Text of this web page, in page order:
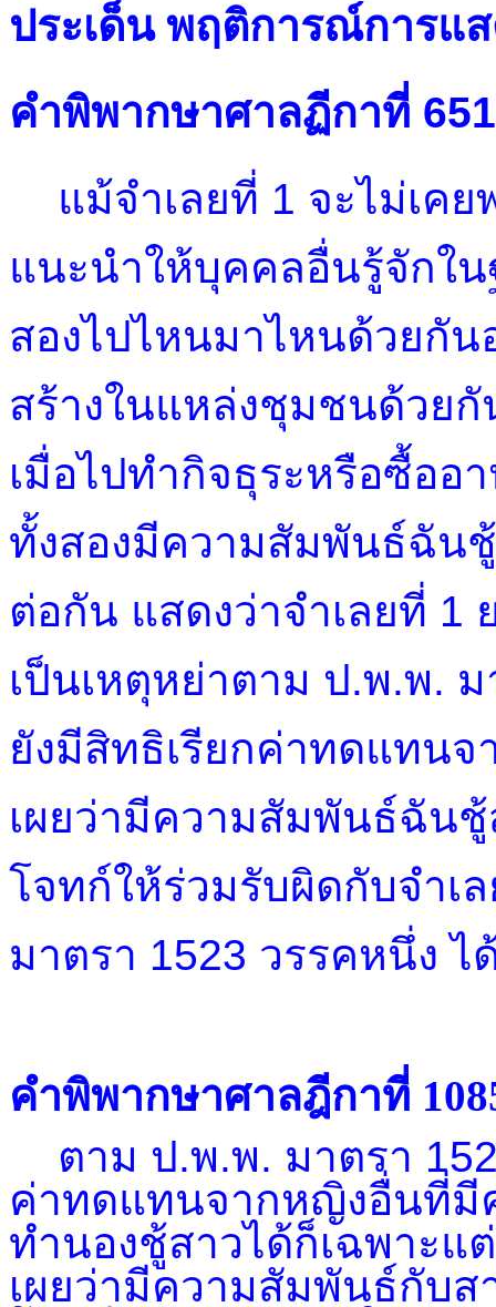
ประเด็น พฤติการณ์การแ
คำพิพากษาศาลฏีกาที่
แม้จำเลยที่ 1 จะไม่เค
แนะนำให้บุคคลอื่นรู้จักใน
สองไปไหนมาไหนด้วยกัน
สร้างในแหล่งชุมชนด้วยกั
เมื่อไปทำกิจธุระหรือซื้ออ
ทั้งสองมีความสัมพันธ์ฉันชู้
ต่อกัน แสดงว่าจำเลยที่ 1
เป็นเหตุหย่าตาม ป.พ.พ.
ยังมีสิทธิเรียกค่าทดแทนจ
เผยว่ามีความสัมพันธ์ฉันชู้
โจทก์ให้ร่วมรับผิดกับจำเ
มาตรา 1523 วรรคหนึ่ง ไ
คำพิพากษาศาลฎีกาที่
ตาม ป.พ.พ. มาตรา
ค่าทดแทนจากหญิงอื่นที่มี
ทำนองชู้สาวได้ก็เฉพาะ
เผยว่ามีความสัมพันธ์กับ